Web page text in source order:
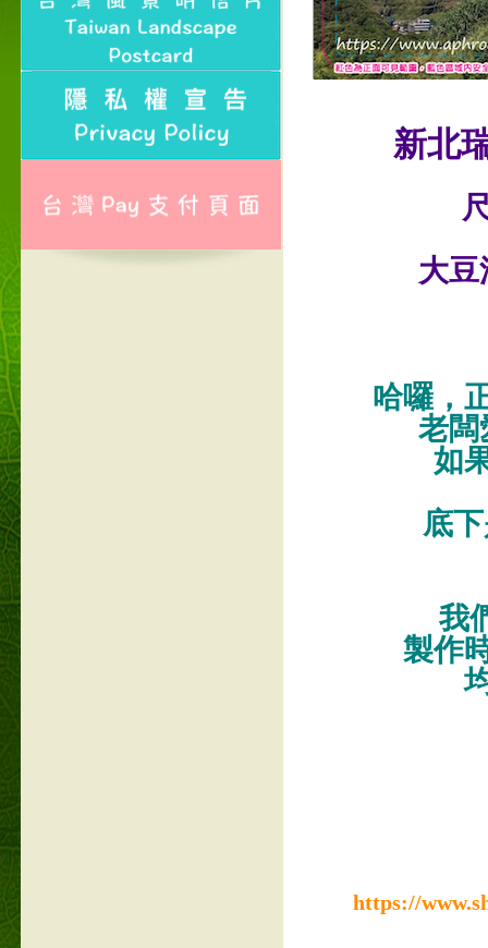
新北
大
哈囉，
老闆
如
底
我
製作
https://